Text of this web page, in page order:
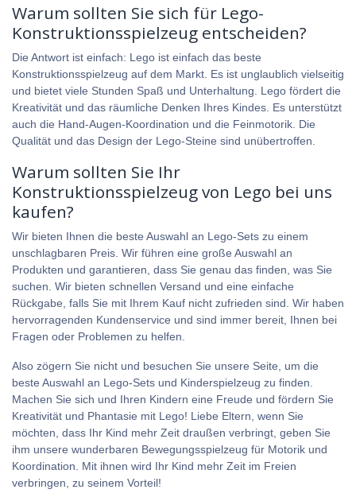
Warum sollten Sie sich für Lego-
Konstruktionsspielzeug entscheiden?
Die Antwort ist einfach: Lego ist einfach das beste
Konstruktionsspielzeug auf dem Markt. Es ist unglaublich vielseitig
und bietet viele Stunden Spaß und Unterhaltung. Lego fördert die
Kreativität und das räumliche Denken Ihres Kindes. Es unterstützt
auch die Hand-Augen-Koordination und die Feinmotorik. Die
Qualität und das Design der Lego-Steine sind unübertroffen.
Warum sollten Sie Ihr
Konstruktionsspielzeug von Lego bei uns
kaufen?
Wir bieten Ihnen die beste Auswahl an Lego-Sets zu einem
unschlagbaren Preis. Wir führen eine große Auswahl an
Produkten und garantieren, dass Sie genau das finden, was Sie
suchen. Wir bieten schnellen Versand und eine einfache
Rückgabe, falls Sie mit Ihrem Kauf nicht zufrieden sind. Wir haben
hervorragenden Kundenservice und sind immer bereit, Ihnen bei
Fragen oder Problemen zu helfen.
Also zögern Sie nicht und besuchen Sie unsere Seite, um die
beste Auswahl an Lego-Sets und Kinderspielzeug zu finden.
Machen Sie sich und Ihren Kindern eine Freude und fördern Sie
Kreativität und Phantasie mit Lego! Liebe Eltern, wenn Sie
möchten, dass Ihr Kind mehr Zeit draußen verbringt, geben Sie
ihm unsere wunderbaren Bewegungsspielzeug für Motorik und
Koordination . Mit ihnen wird Ihr Kind mehr Zeit im Freien
verbringen, zu seinem Vorteil!